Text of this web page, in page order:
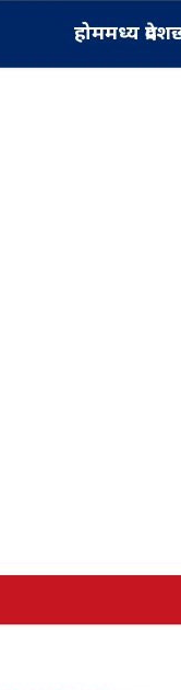
होममध्य प्रदेश